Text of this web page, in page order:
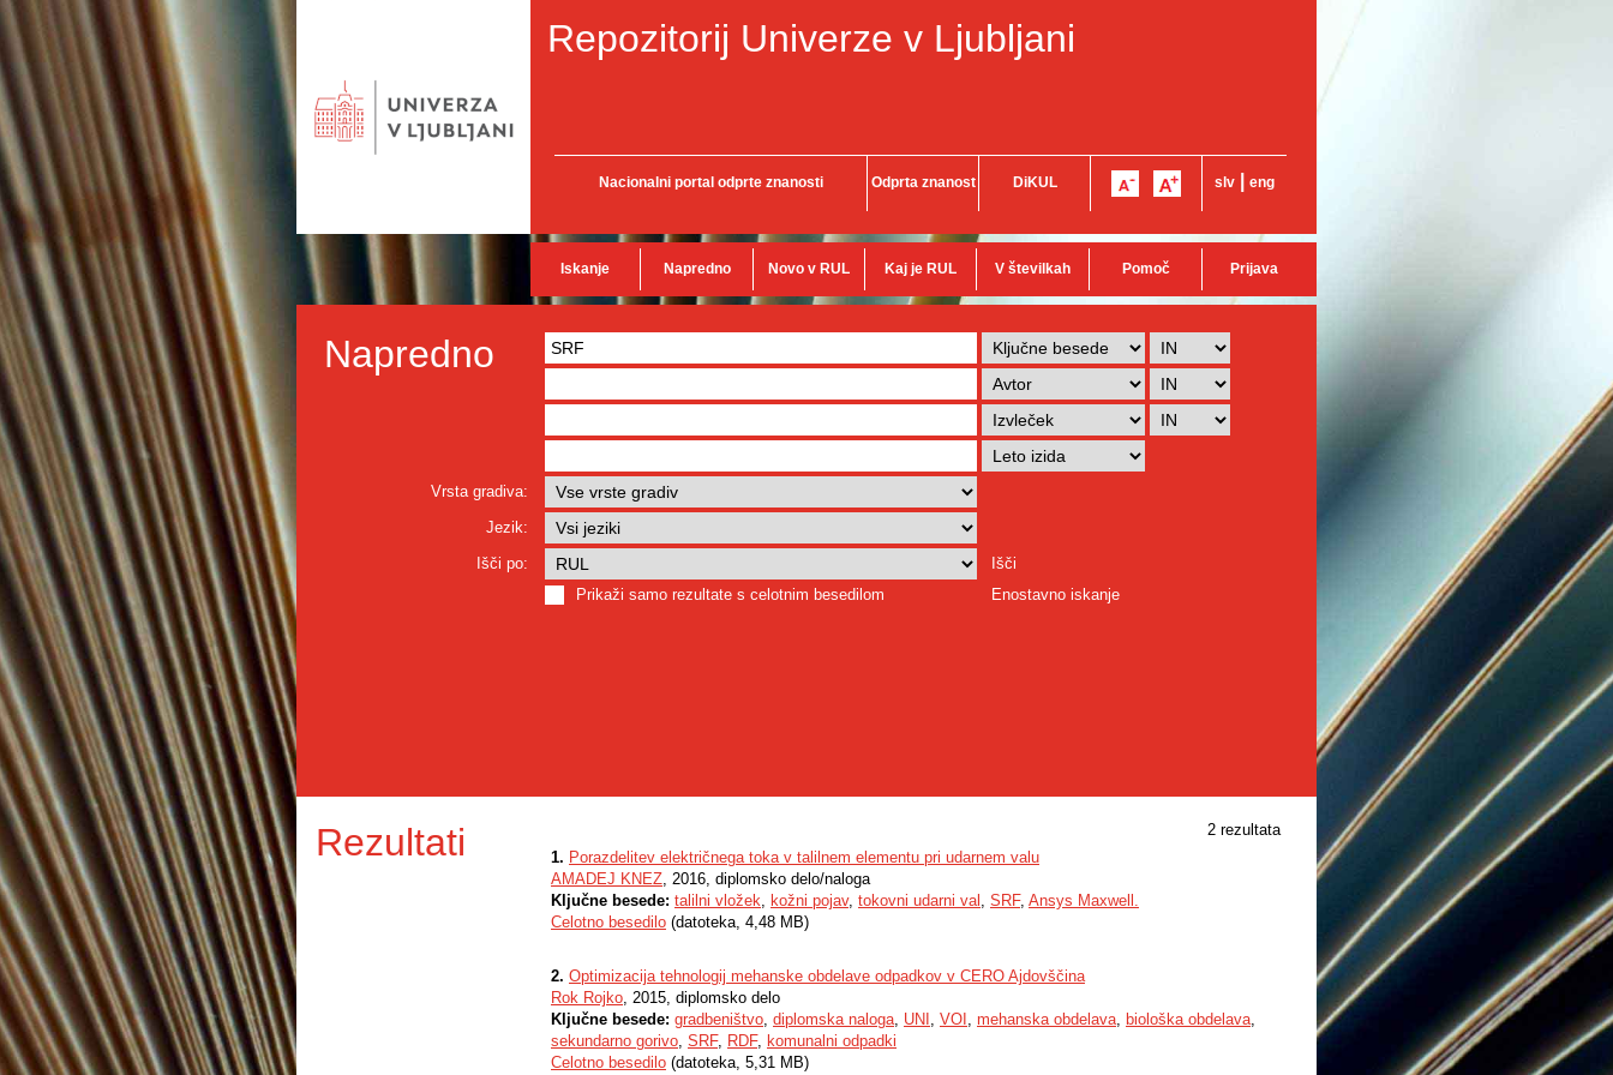
Repozitorij Univerze v Ljubljani
Nacionalni portal odprte znanosti Odprta znanost DiKUL slv eng
Iskanje Napredno Novo v RUL Kaj je RUL V številkah Pomoč Prijava
Napredno
Vrsta gradiva:
Jezik:
Išči po:
Išči
Prikaži samo rezultate s celotnim besedilom
Enostavno iskanje
Rezultati
2 rezultata
1. Porazdelitev električnega toka v talilnem elementu pri udarnem valu
AMADEJ KNEZ, 2016, diplomsko delo/naloga
Ključne besede: talilni vložek, kožni pojav, tokovni udarni val , SRF, Ansys Maxwell.
Celotno besedilo (datoteka, 4,48 MB)
2. Optimizacija tehnologij mehanske obdelave odpadkov v CERO Ajdovščina
Rok Rojko, 2015, diplomsko delo
Ključne besede: gradbeništvo, diplomska naloga, UNI , VOI , mehanska obdelava, biološka obdelava,
sekundarno gorivo, SRF, RDF, komunalni odpadki
Celotno besedilo (datoteka, 5,31 MB)